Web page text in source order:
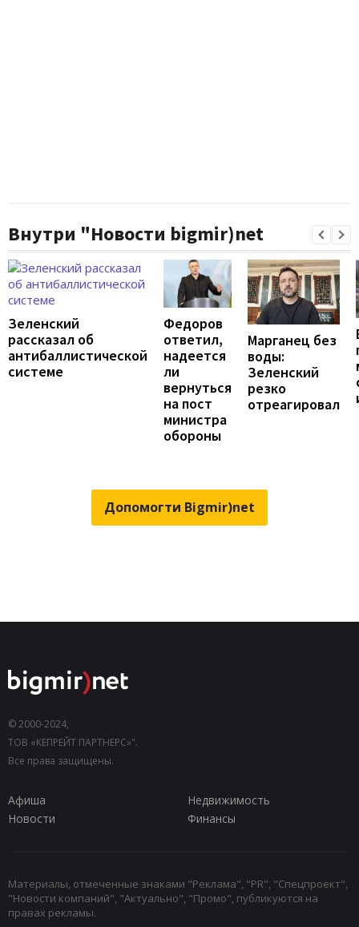
Внутри "Новости bigmir)net
Зеленский
рассказал об
антибаллистической
системе
Федоров
ответил,
надеется
ли
вернуться
на пост
министра
обороны
Марганец без
воды:
Зеленский
резко
отреагировал
Допомогти Bigmir)net
© 2000-2024,
ТОВ «КЕПРЕЙТ ПАРТНЕРС»".
Все права защищены.
Афиша
Недвижимость
Новости
Финансы
Материалы, отмеченные знаками "Реклама", "PR", "Спецпроект",
"Новости компаний", "Актуально", "Промо", публикуются на
правах рекламы.